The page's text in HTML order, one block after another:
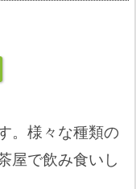
。様々な種類の
屋で飲み食いし